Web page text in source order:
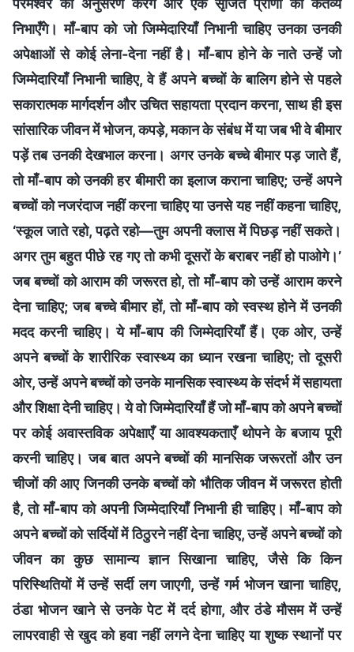
निभाएँगे। माँ-बाप को जो जिम्मेदारियाँ निभानी चाहिए उनका उनकी
अपेक्षाओं से कोई लेना-देना नहीं है। माँ-बाप होने के नाते उन्हें जो
जिम्मेदारियाँ निभानी चाहिए, वे हैं अपने बच्चों के बालिग होने से पहले
सकारात्मक मार्गदर्शन और उचित सहायता प्रदान करना, साथ ही इस
सांसारिक जीवन में भोजन, कपड़े, मकान के संबंध में या जब भी वे बीमार
पड़ें तब उनकी देखभाल करना। अगर उनके बच्चे बीमार पड़ जाते हैं,
तो माँ-बाप को उनकी हर बीमारी का इलाज कराना चाहिए; उन्हें अपने
बच्चों को नजरंदाज नहीं करना चाहिए या उनसे यह नहीं कहना चाहिए,
‘स्कूल जाते रहो, पढ़ते रहो—तुम अपनी क्लास में पिछड़ नहीं सकते।
अगर तुम बहुत पीछे रह गए तो कभी दूसरों के बराबर नहीं हो पाओगे।’
जब बच्चों को आराम की जरूरत हो, तो माँ-बाप को उन्हें आराम करने
देना चाहिए; जब बच्चे बीमार हों, तो माँ-बाप को स्वस्थ होने में उनकी
मदद करनी चाहिए। ये माँ-बाप की जिम्मेदारियाँ हैं। एक ओर, उन्हें
अपने बच्चों के शारीरिक स्वास्थ्य का ध्यान रखना चाहिए; तो दूसरी
ओर, उन्हें अपने बच्चों को उनके मानसिक स्वास्थ्य के संदर्भ में सहायता
और शिक्षा देनी चाहिए। ये वो जिम्मेदारियाँ हैं जो माँ-बाप को अपने बच्चों
पर कोई अवास्तविक अपेक्षाएँ या आवश्यकताएँ थोपने के बजाय पूरी
करनी चाहिए। जब बात अपने बच्चों की मानसिक जरूरतों और उन
चीजों की आए जिनकी उनके बच्चों को भौतिक जीवन में जरूरत होती
है, तो माँ-बाप को अपनी जिम्मेदारियाँ निभानी ही चाहिए। माँ-बाप को
अपने बच्चों को सर्दियों में ठिठुरने नहीं देना चाहिए, उन्हें अपने बच्चों को
जीवन का कुछ सामान्य ज्ञान सिखाना चाहिए, जैसे कि किन
परिस्थितियों में उन्हें सर्दी लग जाएगी, उन्हें गर्म भोजन खाना चाहिए,
ठंडा भोजन खाने से उनके पेट में दर्द होगा, और ठंडे मौसम में उन्हें
लापरवाही से खुद को हवा नहीं लगने देना चाहिए या शुष्क स्थानों पर